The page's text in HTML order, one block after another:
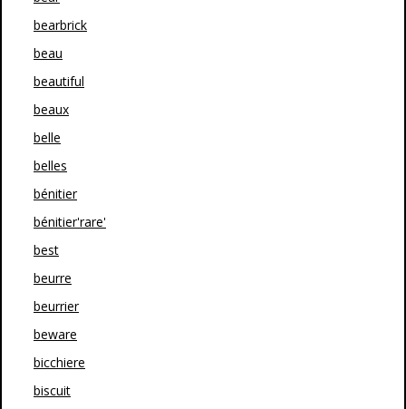
bearbrick
beau
beautiful
beaux
belle
belles
bénitier
bénitier'rare'
best
beurre
beurrier
beware
bicchiere
biscuit